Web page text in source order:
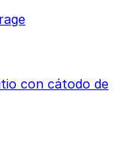
con cátodo de